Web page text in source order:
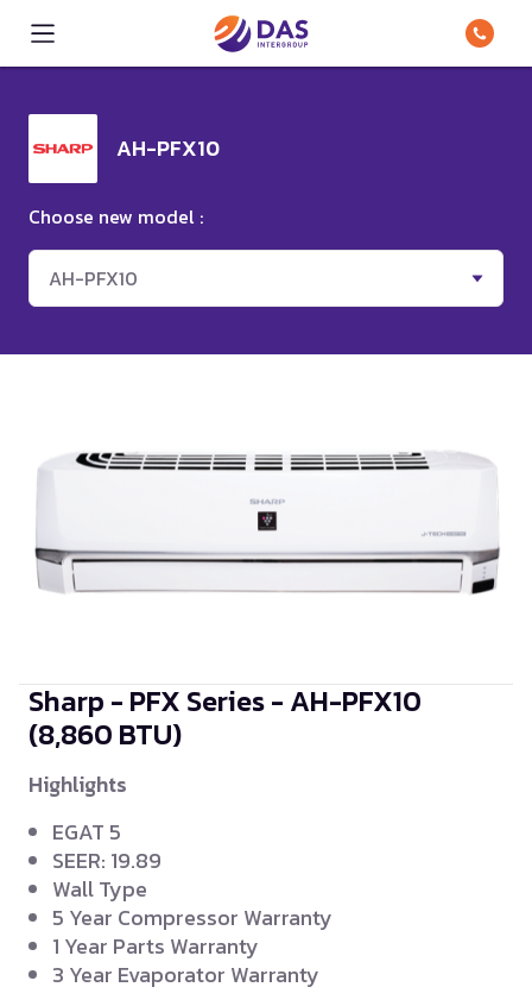
AH-PFX10
Choose new model :
AH-PFX10
Sharp - PFX Series - AH-PFX10
(8,860 BTU)
Highlights
EGAT 5
SEER: 19.89
Wall Type
5 Year Compressor Warranty
1 Year Parts Warranty
3 Year Evaporator Warranty